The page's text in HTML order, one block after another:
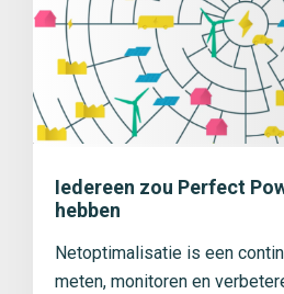
Iedereen zou Perfect
hebben
Netoptimalisatie is een
meten, monitoren en